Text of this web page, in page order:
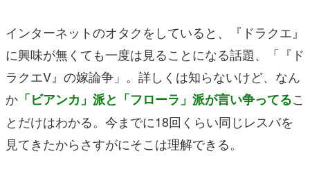
インターネットのオタクをしていると、『ドラクエ』
に興味が無くても一度は見ることになる話題、「『ド
ラクエV』の嫁論争」。詳しくは知らないけど、なん
か 「ビアンカ」派と「フローラ」派が言い争ってるこ
とだけはわかる。今までに18回くらい同じレスバを
見てきたからさすがにそこは理解できる。